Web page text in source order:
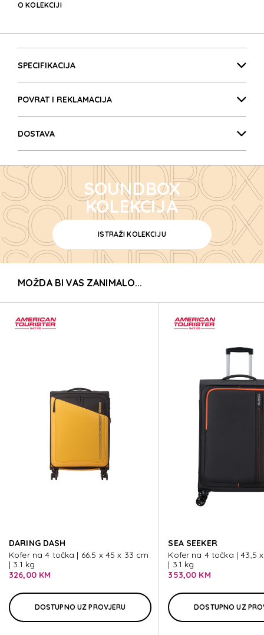
O KOLEKCIJI
SPECIFIKACIJA
POVRAT I REKLAMACIJA
DOSTAVA
SOUNDBOX
SOUNDBOX
SOUNDBOX
SOUNDBOX
SOUNDBOX
SOUNDBOX
SOUNDBOX
SOUNDBOX
SOUNDBOX
SOUNDBOX
SOUNDBOX
SOUNDBOX
SOUNDBOX
SOUNDBOX
KOLEKCIJA
ISTRAŽI KOLEKCIJU
MOŽDA BI VAS ZANIMALO...
DARING DASH
Kofer na 4 točka | 66.5 x 45 x 33 cm
| 3.1 kg
326,00 KM
DOSTUPNO UZ PROVJERU
SEA SEEKER
Kofer na 4 točka | 43,5
| 3.1 kg
353,00 KM
DOSTUPNO UZ